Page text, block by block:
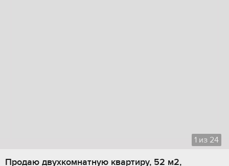
1 из 24
Продаю двухкомнатную квартиру, 52 м2,